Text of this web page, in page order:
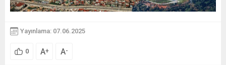
Yayınlama: 07.06.2025
0 A+ A-